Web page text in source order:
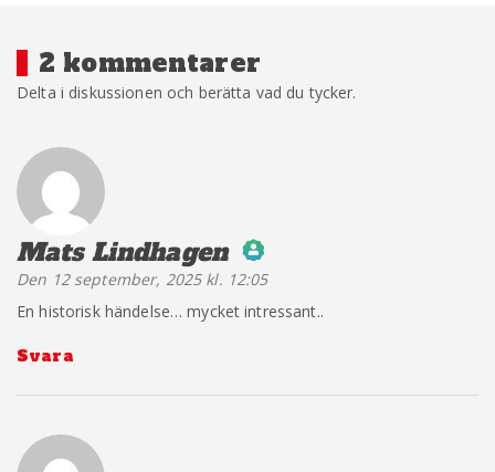
2 kommentarer
Delta i diskussionen och berätta vad du tycker.
Mats Lindhagen säger:
The Real Person Badge!
Anti-Spam by CleanTalk
Den 12 september, 2025 kl. 12:05
En historisk händelse… mycket intressant..
Svara